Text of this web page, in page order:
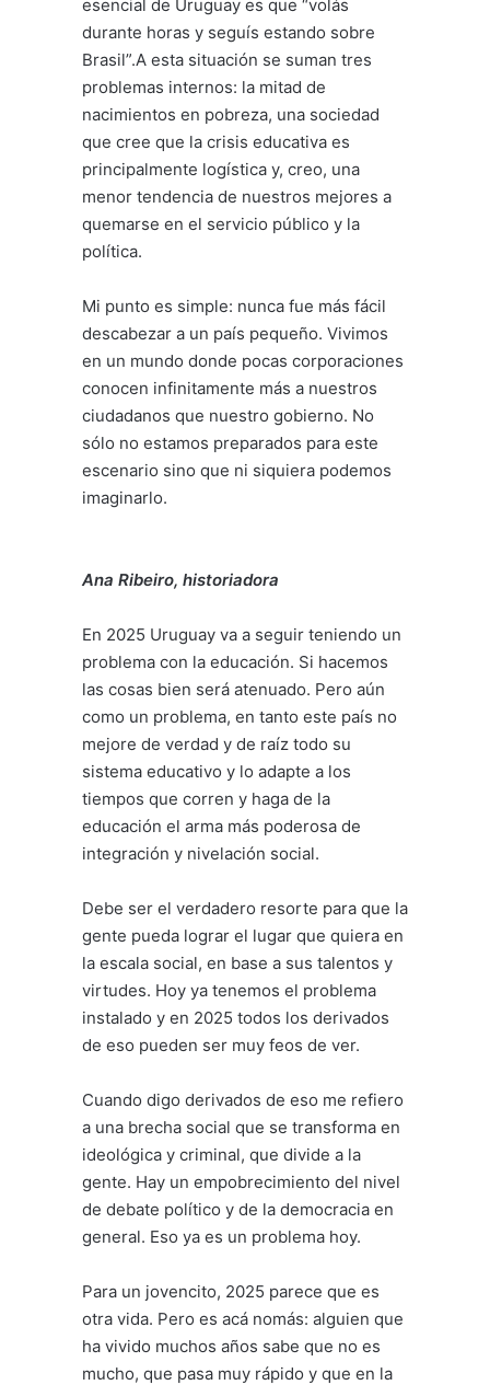
esencial de Uruguay es que “volás
durante horas y seguís estando sobre
Brasil”.A esta situación se suman tres
problemas internos: la mitad de
nacimientos en pobreza, una sociedad
que cree que la crisis educativa es
principalmente logística y, creo, una
menor tendencia de nuestros mejores a
quemarse en el servicio público y la
política.
Mi punto es simple: nunca fue más fácil
descabezar a un país pequeño. Vivimos
en un mundo donde pocas corporaciones
conocen infinitamente más a nuestros
ciudadanos que nuestro gobierno. No
sólo no estamos preparados para este
escenario sino que ni siquiera podemos
imaginarlo.
Ana Ribeiro, historiadora
En 2025 Uruguay va a seguir teniendo un
problema con la educación. Si hacemos
las cosas bien será atenuado. Pero aún
como un problema, en tanto este país no
mejore de verdad y de raíz todo su
sistema educativo y lo adapte a los
tiempos que corren y haga de la
educación el arma más poderosa de
integración y nivelación social.
Debe ser el verdadero resorte para que la
gente pueda lograr el lugar que quiera en
la escala social, en base a sus talentos y
virtudes. Hoy ya tenemos el problema
instalado y en 2025 todos los derivados
de eso pueden ser muy feos de ver.
Cuando digo derivados de eso me refiero
a una brecha social que se transforma en
ideológica y criminal, que divide a la
gente. Hay un empobrecimiento del nivel
de debate político y de la democracia en
general. Eso ya es un problema hoy.
Para un jovencito, 2025 parece que es
otra vida. Pero es acá nomás: alguien que
ha vivido muchos años sabe que no es
mucho, que pasa muy rápido y que en la